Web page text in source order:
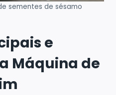
sementes de sésamo
e
Máquina de